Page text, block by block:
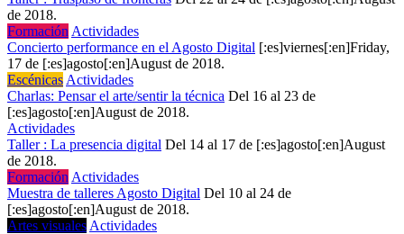
de 2018.
Formación Actividades
Concierto performance en el Agosto Digital [:es]viernes[:en]Friday,
17 de [:es]agosto[:en]August de 2018.
Escénicas Actividades
Charlas: Pensar el arte/sentir la técnica Del 16 al 23 de
[:es]agosto[:en]August de 2018.
Actividades
Taller : La presencia digital Del 14 al 17 de [:es]agosto[:en]August
de 2018.
Formación Actividades
Muestra de talleres Agosto Digital Del 10 al 24 de
[:es]agosto[:en]August de 2018.
Artes visuales Actividades